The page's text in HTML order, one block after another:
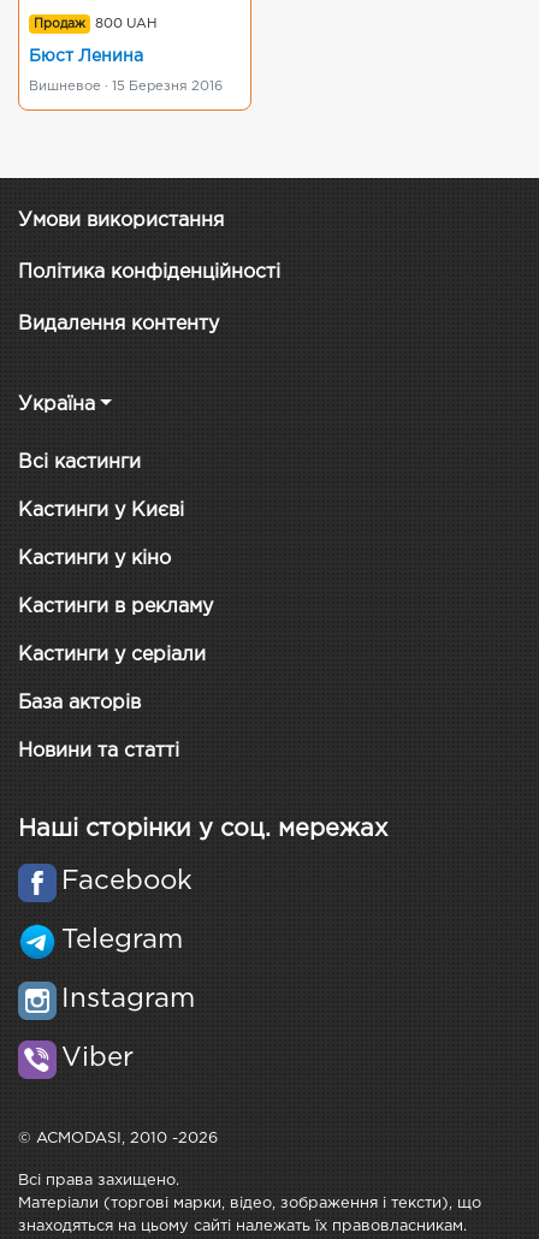
Продаж 800 UAH
Бюст Ленина
Вишневое · 15 Березня 2016
Умови використання
Політика конфіденційності
Видалення контенту
Україна
Всі кастинги
Кастинги у Києві
Кастинги у кіно
Кастинги в рекламу
Кастинги у серіали
База акторів
Новини та статті
Наші сторінки у соц. мережах
Facebook
Telegram
Instagram
Viber
© ACMODASI, 2010 -2026
Всі права захищено.
Матеріали (торгові марки, відео, зображення і тексти), що
знаходяться на цьому сайті належать їх правовласникам.